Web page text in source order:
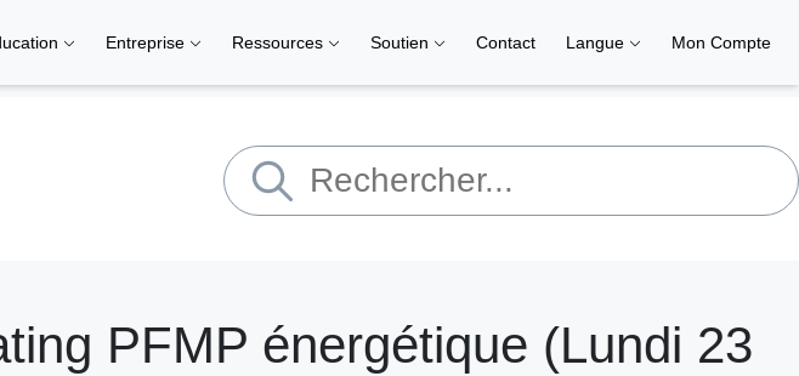
Entreprise Ressources Soutien Contact Langue Mon Compte
PFMP énergétique (Lundi 23